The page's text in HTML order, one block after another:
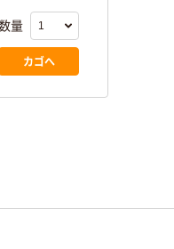
量
カゴへ